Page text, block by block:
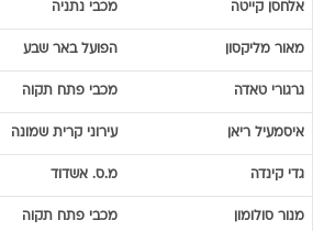
אלחסן קייטה מכבי נתניה
מאור מליקסון הפועל באר שבע
גרגורי טאדה מכבי פתח תקוה
איסמעיל ריאן עירוני קרית שמונה
גדי קינדה מ.ס. אשדוד
מנור סולומון מכבי פתח תקוה